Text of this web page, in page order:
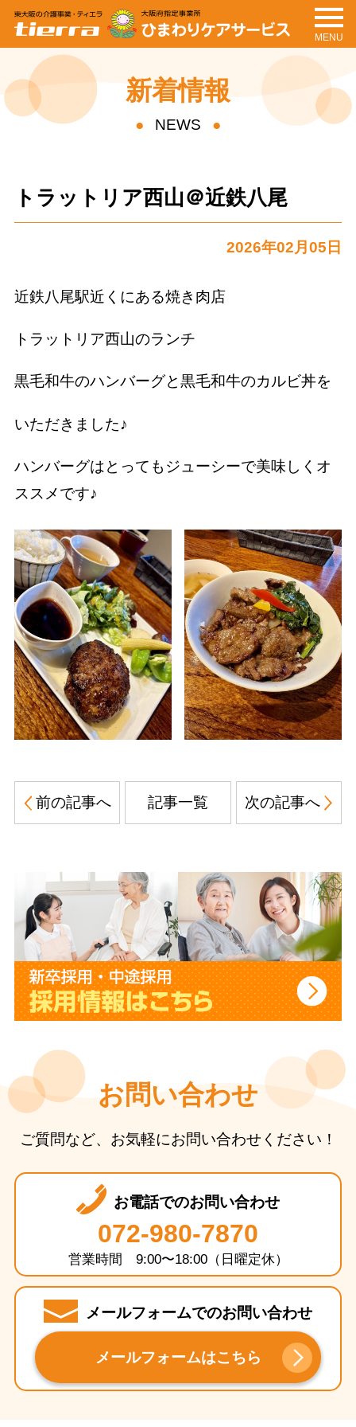
tierra
ひまわりケアサービ
ス
MENU
新着情報
NEWS
トラットリア西山＠近鉄八尾
2026年02月05日
近鉄八尾駅近くにある焼き肉店
トラットリア西山のランチ
黒毛和牛のハンバーグと黒毛和牛のカルビ丼を
いただきました♪
ハンバーグはとってもジューシーで美味しくオ
ススメです♪
前の記事へ 次の記事へ
記事一覧
お問い合わせ
ご質問など、お気軽にお問い合わせください！
お電話でのお問い合わせ
072-980-7870
営業時間 9:00〜18:00（日曜定休）
メールフォームでのお問い合わせ
メールフォームはこちら